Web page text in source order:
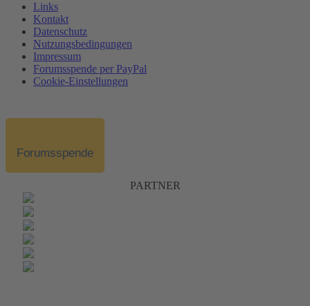
Links
Kontakt
Datenschutz
Nutzungsbedingungen
Impressum
Forumsspende per PayPal
Cookie-Einstellungen
Forumsspende
PARTNER